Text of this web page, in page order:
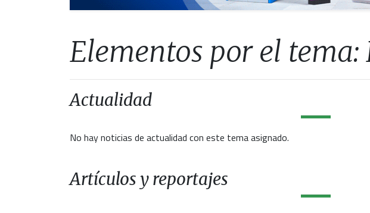
Elementos por el
Actualidad
No hay noticias de actualidad con este tema asignado.
Artículos y reportajes